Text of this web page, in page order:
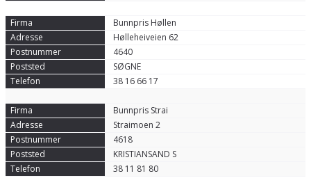
Bunnpris Høllen
Hølleheiveien 62
4640
SØGNE
38 16 66 17
Bunnpris Strai
Straimoen 2
4618
KRISTIANSAND S
38 11 81 80